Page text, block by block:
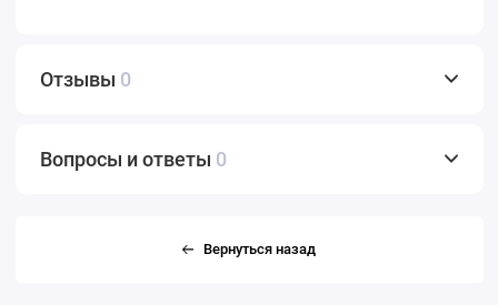
Отзывы 0
Вопросы и ответы 0
Вернуться назад